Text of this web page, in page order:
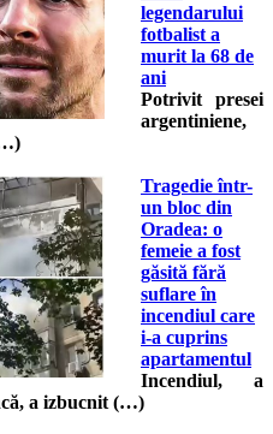
legendarului
fotbalist a
murit la 68 de
ani
Potrivit presei
argentiniene,
Tragedie într-
un bloc din
Oradea: o
femeie a fost
găsită fără
suflare în
incendiul care
i-a cuprins
apartamentul
Incendiul, a
a izbucnit (…)